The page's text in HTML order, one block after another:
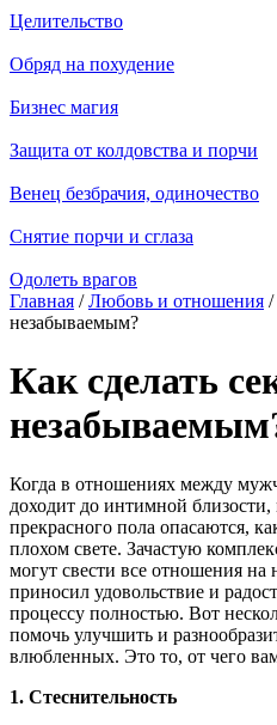
Целительство
Обряд на похудение
Бизнес магия
Защита от колдовства и порчи
Венец безбрачия, одиночество
Снятие порчи и сглаза
Одолеть врагов
Главная /Любовь и отношения /
незабываемым?
Как сделать
Когда в отношениях между
доходит до интимной
прекрасного пола опасаются,
плохом свете. Зачастую
могут свести все отношения на
приносил удовольствие и
процессу полностью. Вот
помочь улучшить и
влюбленных. Это то, от чего вам
1. Стеснительность